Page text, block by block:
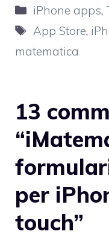
Categorie
iPhone apps,
Tag
App Store,
matematica
13
per
touch”